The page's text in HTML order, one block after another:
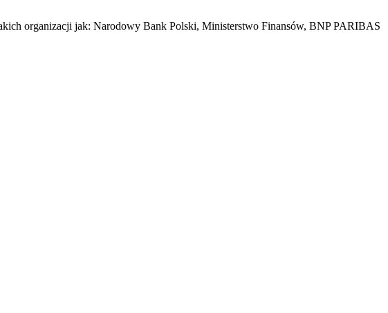
organizacji jak: Narodowy Bank Polski, Ministerstwo Finansów, BNP PARIBAS